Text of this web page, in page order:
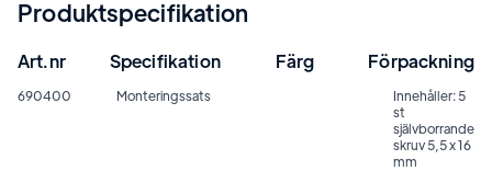
Produktspecifikation
Art.nr Specifikation Färg Förpackning
690400 Monteringssats
Innehåller: 5
st
självborrande
skruv 5,5 x 16
mm